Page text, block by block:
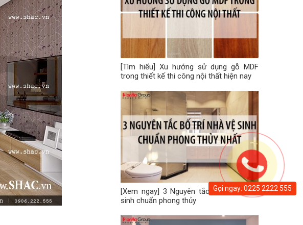
[Tìm hiểu] Xu hướng sử dụng gỗ MDF
trong thiết kế thi công nội thất hiện nay
[Xem ngay] 3 Nguyên tắc bố trí nhà vệ
sinh chuẩn phong thủy
Gọi ngay: 0225 2222 555